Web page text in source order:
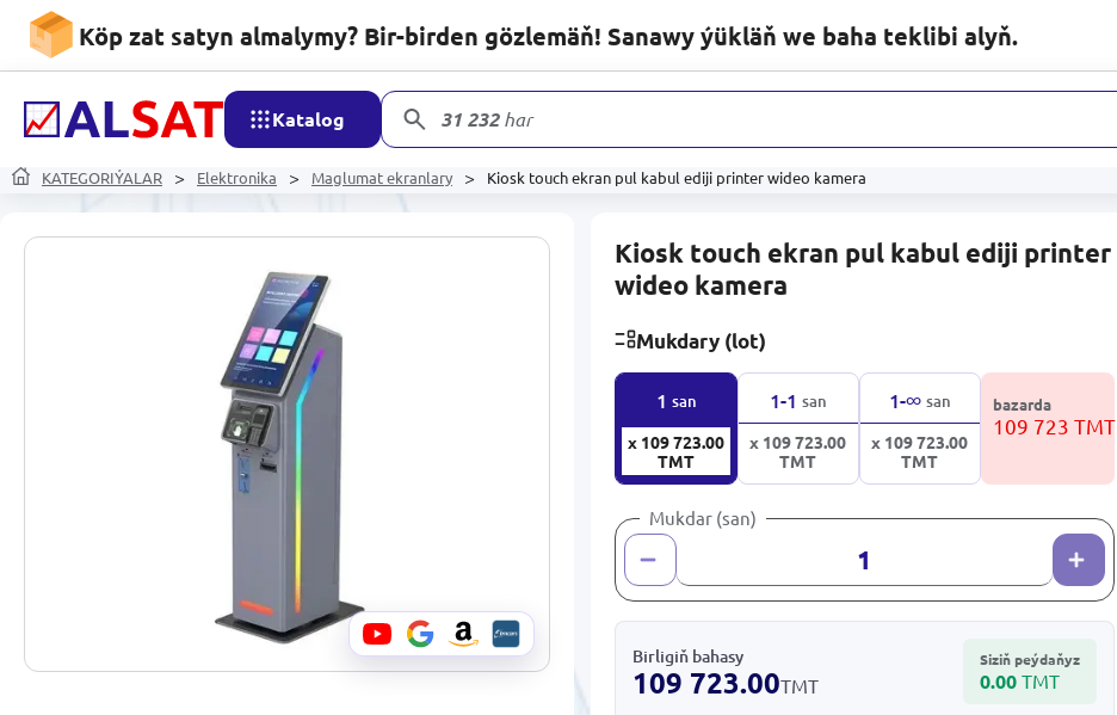
Köp zat satyn almalymy? Bir-birden gözlemäň! Sanawy ýükläň we baha teklibi alyň.
Katalog 31 232harytlaryň
KATEGORIÝALAR Elektronika Maglumat ekranlary Kiosk touch ekran pul kabul ediji printer wideo kamera
Kiosk touch ekran pul kabul ediji printer
wideo kamera
Mukdary (lot)
1 san
x 109 723.00
TMT
1-1 san
x 109 723.00
TMT
1-∞ san
x 109 723.00
TMT
bazarda
109 723 TMT
Mukdar (san)
Birligiň bahasy
109 723.00TMT
Siziň peýdaňyz
0.00 TMT